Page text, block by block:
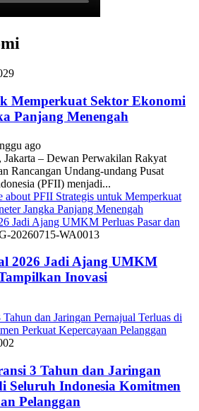
Memperkuat Sektor Ekonomi
Panjang Menengah
ago
– Dewan Perwakilan Rakyat
Rancangan Undang-undang Pusat
(PFII) menjadi...
about PFII Strategis untuk Memperkuat
Jangka Panjang Menengah
Jadi Ajang UMKM Perluas Pasar dan
2026 Jadi Ajang UMKM
Inovasi
dan Jaringan Pernajual Terluas di
Perkuat Kepercayaan Pelanggan
3 Tahun dan Jaringan
Seluruh Indonesia Komitmen
Pelanggan